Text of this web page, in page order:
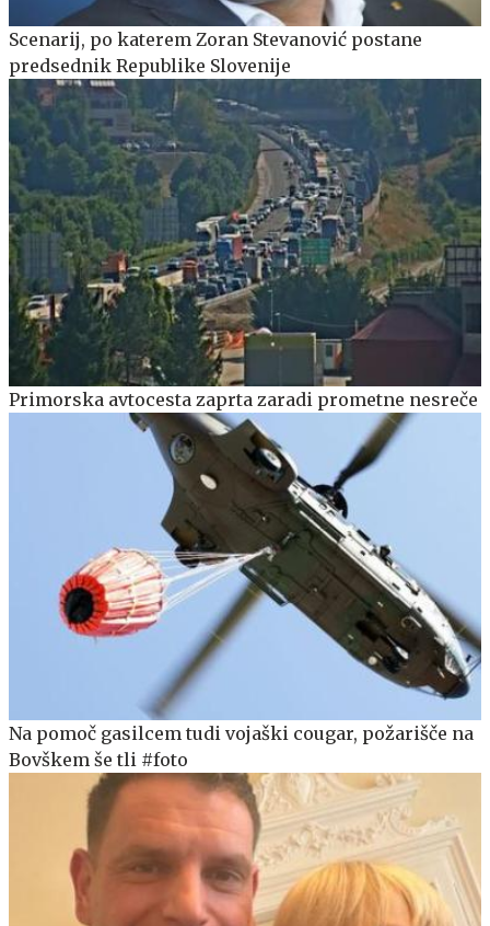
Scenarij, po katerem Zoran Stevanović postane
predsednik Republike Slovenije
Primorska avtocesta zaprta zaradi prometne nesreče
Na pomoč gasilcem tudi vojaški cougar, požarišče na
Bovškem še tli #foto